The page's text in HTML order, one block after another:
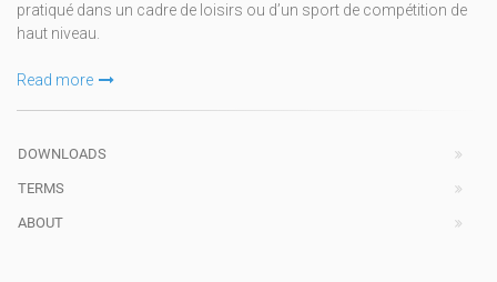
pratiqué dans un cadre de loisirs ou d’un sport de compétition de
haut niveau.
Read more
DOWNLOADS
TERMS
ABOUT